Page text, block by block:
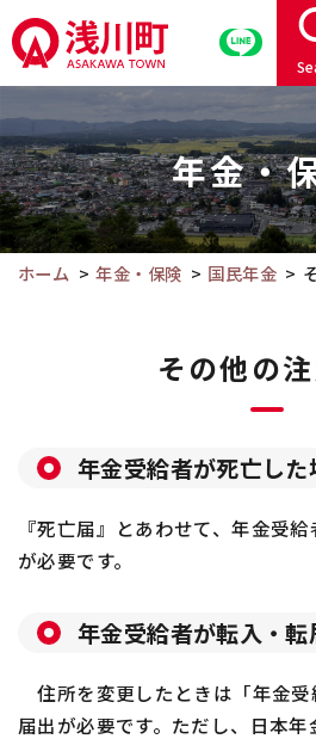
の
ペ
ー
ジ
の
本
文
へ
こ
か
ら
本
文
年金・
ホーム 年金・保険 国民年金
その他の
年金受給者が死亡した
『死亡届』とあわせて、年金受
が必要です。
年金受給者が転入・
住所を変更したときは「年金受
届出が必要です。ただし、日本